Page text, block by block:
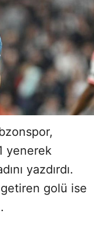
yenerek
yazdırdı.
golü ise